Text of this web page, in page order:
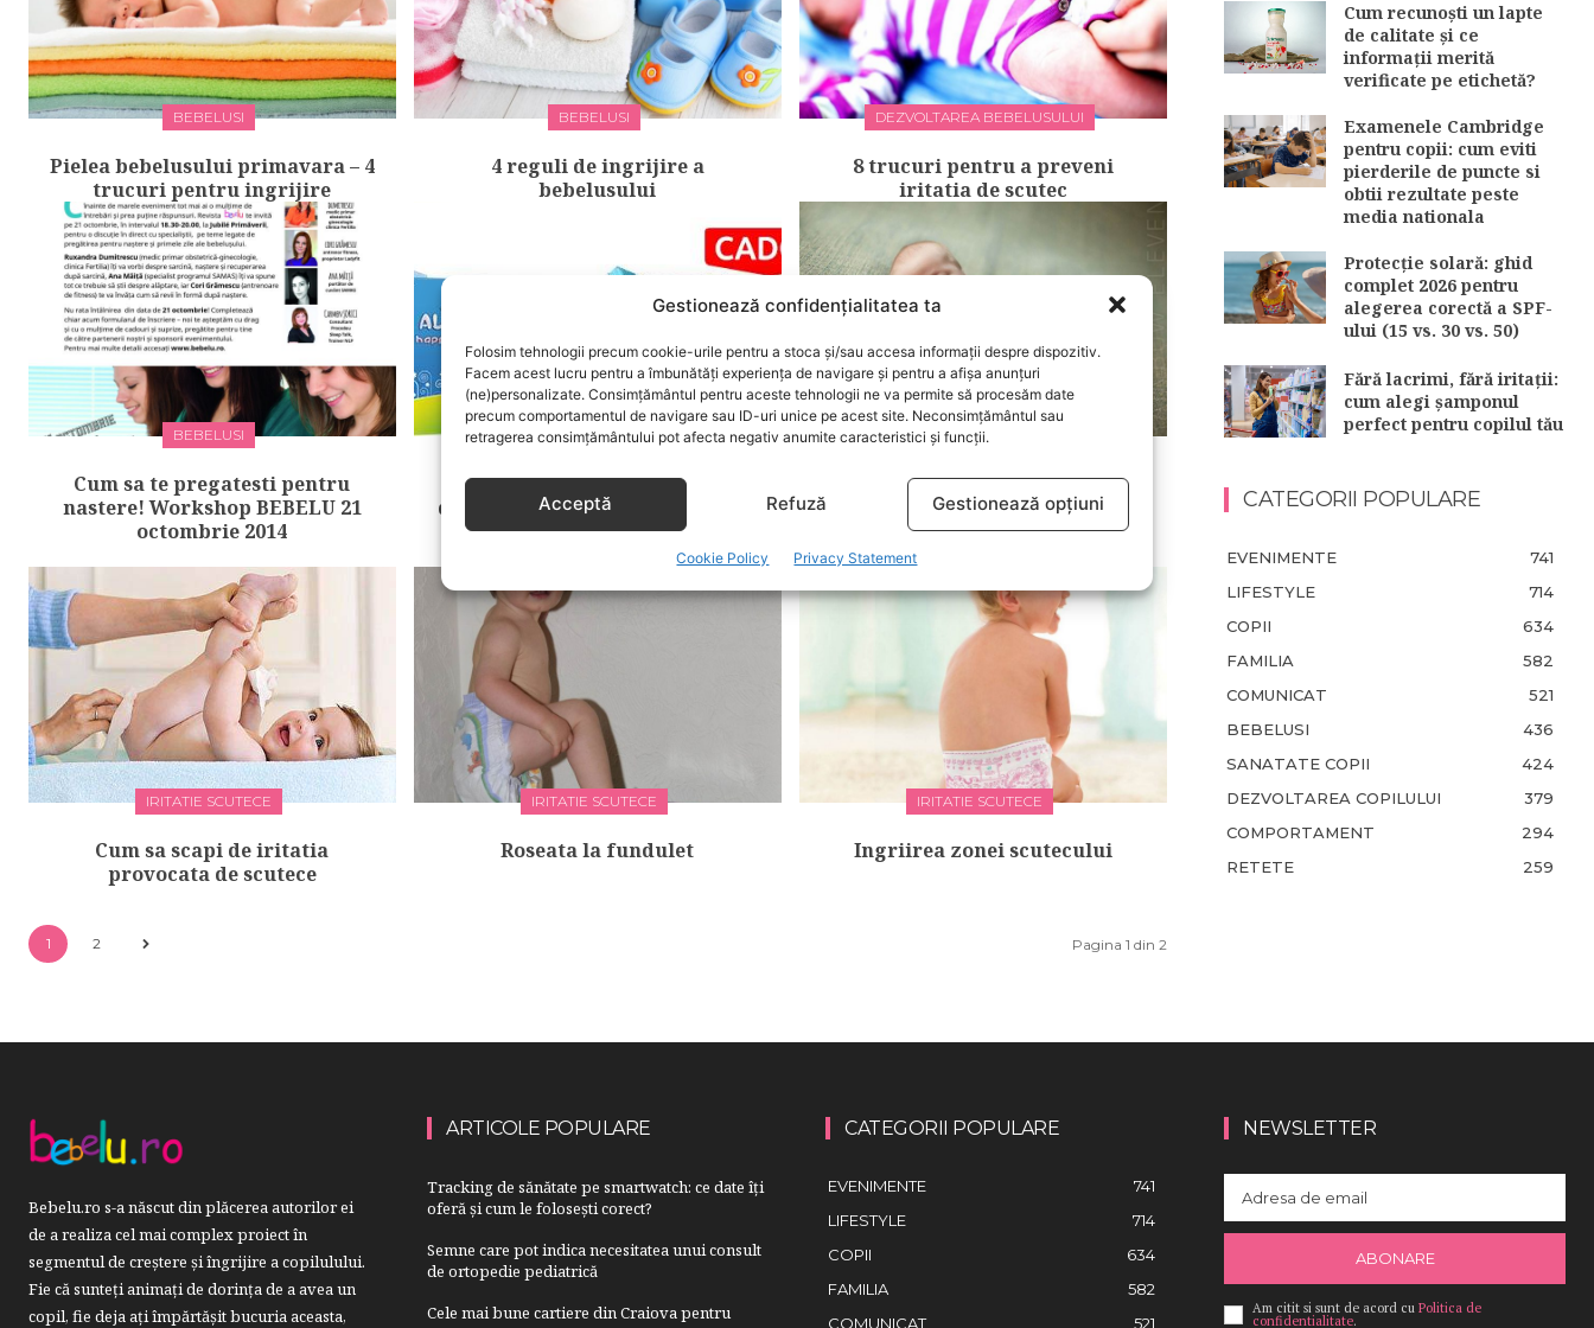
Gestionează confidențialitatea ta
Folosim tehnologii precum cookie-urile pentru a stoca și/sau accesa informații despre dispozitiv.
Facem acest lucru pentru a îmbunătăți experiența de navigare și pentru a afișa anunțuri
(ne)personalizate. Consimțământul pentru aceste tehnologii ne va permite să procesăm date
precum comportamentul de navigare sau ID-uri unice pe acest site. Neconsimțământul sau
retragerea consimțământului pot afecta negativ anumite caracteristici și funcții.
Acceptă Refuză Gestionează opțiuni
Cookie Policy Privacy Statement
BEBELUSI
Pielea bebelusului primavara – 4
trucuri pentru ingrijire
BEBELUSI
4 reguli de ingrijire a
bebelusului
DEZVOLTAREA BEBELUSULUI
8 trucuri pentru a preveni
iritatia de scutec
BEBELUSI
Cum sa te pregatesti pentru
nastere! Workshop BEBELU 21
octombrie 2014
BEBELUSI
Cum il ajuti pe bebe sa
depaseasca mai usor momentele
dificile specifice perioadei de
IRITATIE SCUTECE
Iritatia provocata de scutec
IRITATIE SCUTECE
Cum sa scapi de iritatia
provocata de scutece
IRITATIE SCUTECE
Roseata la fundulet
IRITATIE SCUTECE
Ingriirea zonei scutecului
1 2 Pagina 1 din 2
Cum recunoști un lapte
de calitate și ce
informații merită
verificate pe etichetă?
Examenele Cambridge
pentru copii: cum eviti
pierderile de puncte si
obtii rezultate peste
media nationala
Protecție solară: ghid
complet 2026 pentru
alegerea corectă a SPF-
ului (15 vs. 30 vs. 50)
Fără lacrimi, fără iritații:
cum alegi șamponul
perfect pentru copilul tău
CATEGORII POPULARE
EVENIMENTE
741
LIFESTYLE
714
COPII
634
FAMILIA
582
COMUNICAT
521
BEBELUSI
436
SANATATE COPII
424
DEZVOLTAREA COPILULUI
379
COMPORTAMENT
294
RETETE
259
Bebelu.ro s-a născut din plăcerea autorilor ei
de a realiza cel mai complex proiect în
segmentul de creştere şi îngrijire a copilulului.
Fie că sunteţi animaţi de dorinţa de a avea un
copil, fie deja aţi împărtăşit bucuria aceasta,
ARTICOLE POPULARE
Tracking de sănătate pe smartwatch: ce date îți
oferă și cum le folosești corect?
Semne care pot indica necesitatea unui consult
de ortopedie pediatrică
Cele mai bune cartiere din Craiova pentru
CATEGORII POPULARE
EVENIMENTE
741
LIFESTYLE
714
COPII
634
FAMILIA
582
COMUNICAT
521
NEWSLETTER
ABONARE
Am citit si sunt de acord cu Politica de
confidentialitate.